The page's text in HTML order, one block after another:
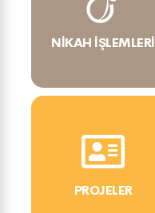
NIKAH İŞLEMLERI
PROJELER